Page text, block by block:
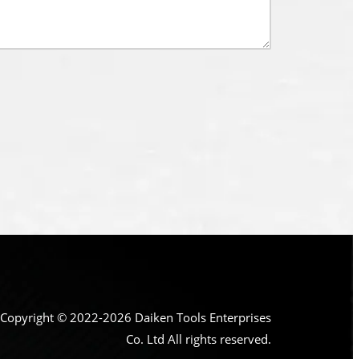
Copyright © 2022-2026 Daiken Tools Enterprises
Co. Ltd All rights reserved.